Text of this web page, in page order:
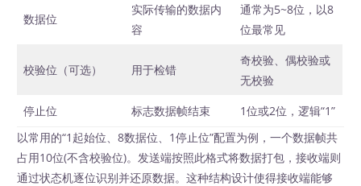
数据位
实际传输的数据内
容
通常为5~8位，以8
位最常见
校验位（可选） 用于检错
奇校验、偶校验或
无校验
停止位
标志数据帧结束
1位或2位，逻辑“1”
以常用的“1起始位、8数据位、1停止位”配置为例，一个数据帧共
占用10位(不含校验位)。发送端按照此格式将数据打包，接收端则
通过状态机逐位识别并还原数据。这种结构设计使得接收端能够